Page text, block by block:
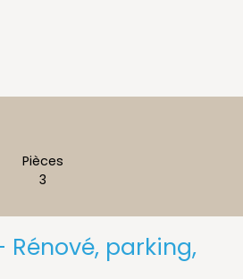
Pièces
3
parking,